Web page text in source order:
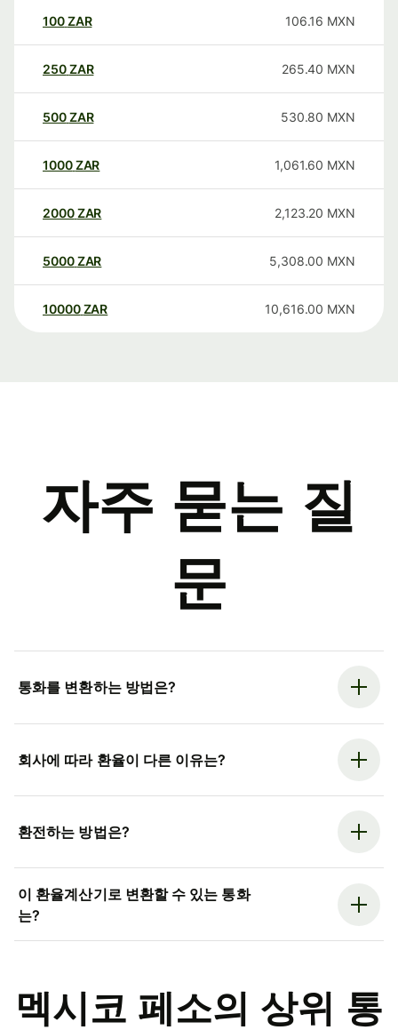
100ZAR 106.16 MXN
250ZAR 265.40 MXN
500ZAR 530.80 MXN
1000ZAR 1,061.60 MXN
2000ZAR 2,123.20 MXN
5000ZAR 5,308.00 MXN
10000 ZAR 10,616.00 MXN
자주 묻는 질
문
통화를 변환하는 방법은?
회사에 따라 환율이 다른 이유는?
환전하는 방법은?
이 환율계산기로 변환할 수 있는 통화
는?
멕시코 페소의 상위 통